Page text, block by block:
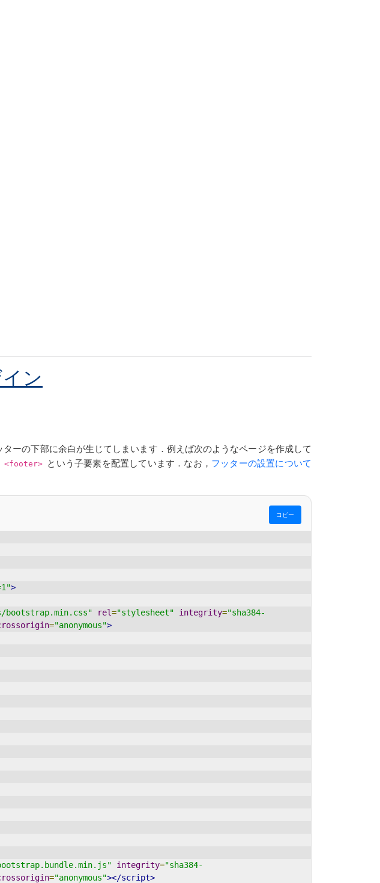
ン
ーの下部に余白が生じてしまいます．例えば次のようなページを作成して
<footer> という子要素を配置しています．なお， フッターの設置について
コピー
>
rel="stylesheet" integrity="sha384-
="anonymous">
integrity="sha384-
="anonymous"></script>